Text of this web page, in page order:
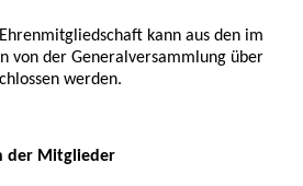
kann aus den im
von der Generalversammlung über
werden.
der Mitglieder